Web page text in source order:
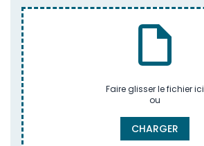
Faire glisser le fichier ici
ou
CHARGER